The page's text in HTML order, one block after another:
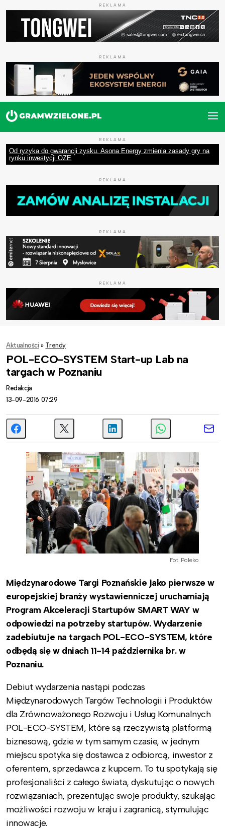
REKLAMA
REKLAMA
REKLAMA
Od ryzyka do gwarancji zysku. Asona Energy zmienia zasady gry na
rynku inwestycji OZE
REKLAMA
REKLAMA
REKLAMA
Aktualności » Trendy
POL-ECO-SYSTEM Start-up Lab na
targach w Poznaniu
Redakcja
13-09-2016 07:29
Fot. Poleko
Międzynarodowe Targi Poznańskie jako pierwsze w
europejskiej branży wystawienniczej uruchamiają
Program Akceleracji Startupów SMART WAY w
odpowiedzi na potrzeby startupów. Wydarzenie
zadebiutuje na targach POL-ECO-SYSTEM, które
odbędą się w dniach 11-14 października br. w
Poznaniu.
Debiut wydarzenia nastąpi podczas
Międzynarodowych Targów Technologii i Produktów
dla Zrównoważonego Rozwoju i Usług Komunalnych
POL-ECO-SYSTEM, które są rzeczywistą platformą
biznesową, gdzie w tym samym czasie, w jednym
miejscu spotyka się dostawca z odbiorcą, inwestor z
oferentem, sprzedawca z kupcem. To tu spotykają się
profesjonaliści z całego świata, dyskutując o nowych
rozwiązaniach, prezentując swoje produkty, szukając
możliwości rozwoju w kraju i zagranicą, stymulując
innowacje.